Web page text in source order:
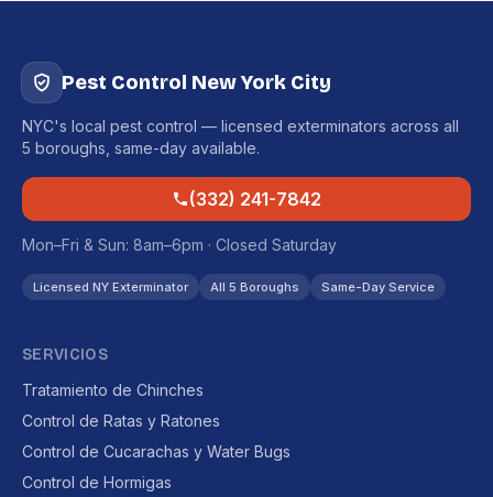
Pest Control New York City
NYC's local pest control — licensed exterminators across all
5 boroughs, same-day available.
(332) 241-7842
Mon–Fri & Sun: 8am–6pm · Closed Saturday
Licensed NY Exterminator All 5 Boroughs Same-Day Service
SERVICIOS
Tratamiento de Chinches
Control de Ratas y Ratones
Control de Cucarachas y Water Bugs
Control de Hormigas